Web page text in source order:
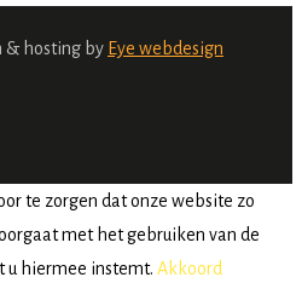
& hosting by Eye webdesign
te zorgen dat onze website zo
met het gebruiken van de
u hiermee instemt. Akkoord